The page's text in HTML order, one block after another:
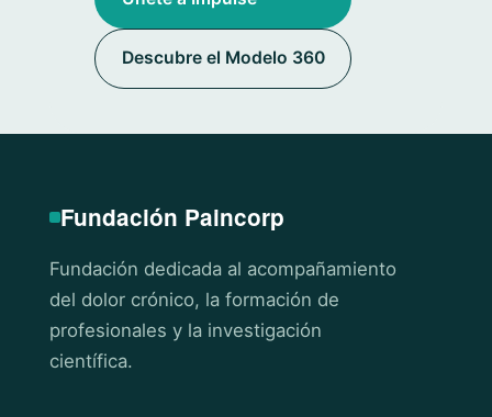
Descubre el Modelo 360
Fundación Paincorp
Fundación dedicada al acompañamiento
del dolor crónico, la formación de
profesionales y la investigación
científica.